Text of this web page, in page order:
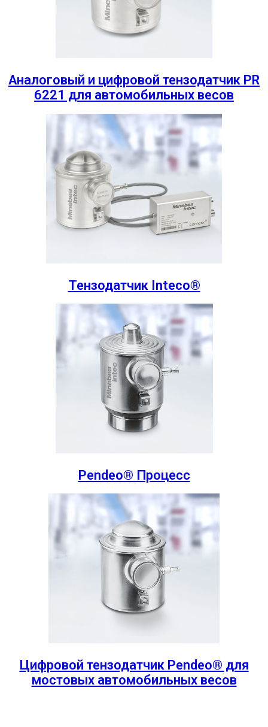
Аналоговый и цифровой тензодатчик PR
6221 для автомобильных весов
Тензодатчик Inteco®
Pendeo® Процесс
Цифровой тензодатчик Pendeo® для
мостовых автомобильных весов